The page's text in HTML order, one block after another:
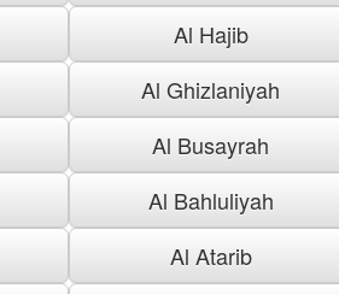
Al Hajib
Al Ghizlaniyah
Al Busayrah
Al Bahluliyah
Al Atarib